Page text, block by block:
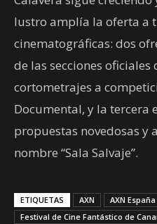
lustro amplía la oferta a
cinematográficas: dos
de las secciones
cortometrajes a
Documental, y la tercera
propuestas novedosas y
nombre “Sala Salvaje”.
ETIQUETAS AXN AXN España
Festival de Cine Fantástico de